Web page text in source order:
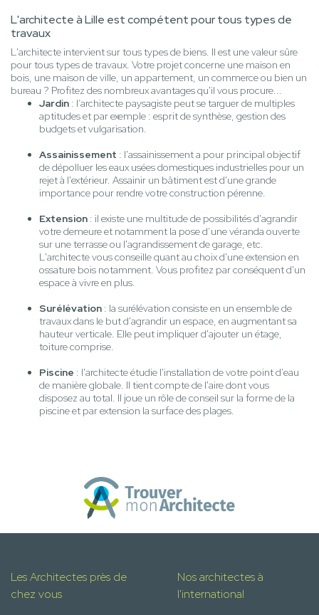
L'architecte à Lille est compétent pour tous types de
travaux
L'architecte intervient sur tous types de biens. Il est une valeur sûre
pour tous types de travaux. Votre projet concerne une maison en
bois, une maison de ville, un appartement, un commerce ou bien un
bureau ? Profitez des nombreux avantages qu'il vous procure...
Jardin : l’architecte paysagiste peut se targuer de multiples
aptitudes et par exemple : esprit de synthèse, gestion des
budgets et vulgarisation.
Assainissement : l'assainissement a pour principal objectif
de dépolluer les eaux usées domestiques industrielles pour un
rejet à l'extérieur. Assainir un bâtiment est d'une grande
importance pour rendre votre construction pérenne.
Extension : il existe une multitude de possibilités d'agrandir
votre demeure et notamment la pose d’une véranda ouverte
sur une terrasse ou l'agrandissement de garage, etc.
L'architecte vous conseille quant au choix d'une extension en
ossature bois notamment. Vous profitez par conséquent d'un
espace à vivre en plus.
Surélévation : la surélévation consiste en un ensemble de
travaux dans le but d'agrandir un espace, en augmentant sa
hauteur verticale. Elle peut impliquer d'ajouter un étage,
toiture comprise.
Piscine : l'architecte étudie l'installation de votre point d'eau
de manière globale. Il tient compte de l'aire dont vous
disposez au total. Il joue un rôle de conseil sur la forme de la
piscine et par extension la surface des plages.
Les Architectes près de
chez vous
Nos architectes à
l'international